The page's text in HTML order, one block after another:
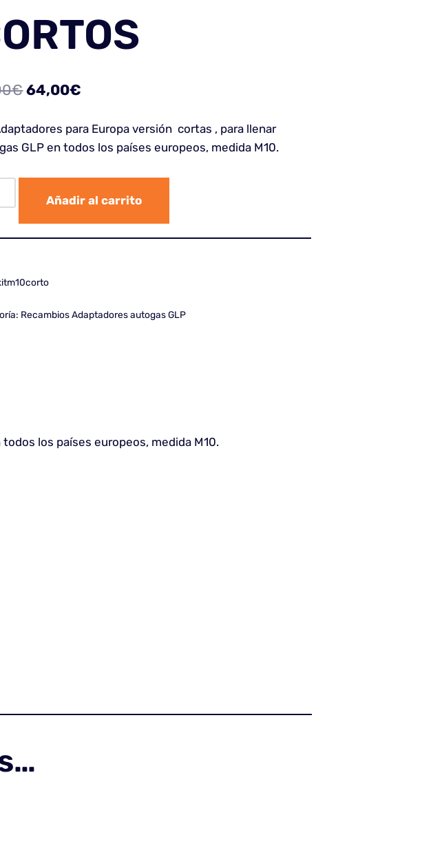
€ 64,00€
para Europa versión cortas , para llenar
GLP en todos los países europeos, medida M10.
Añadir al carrito
Recambios Adaptadores autogas GLP
los países europeos, medida M10.